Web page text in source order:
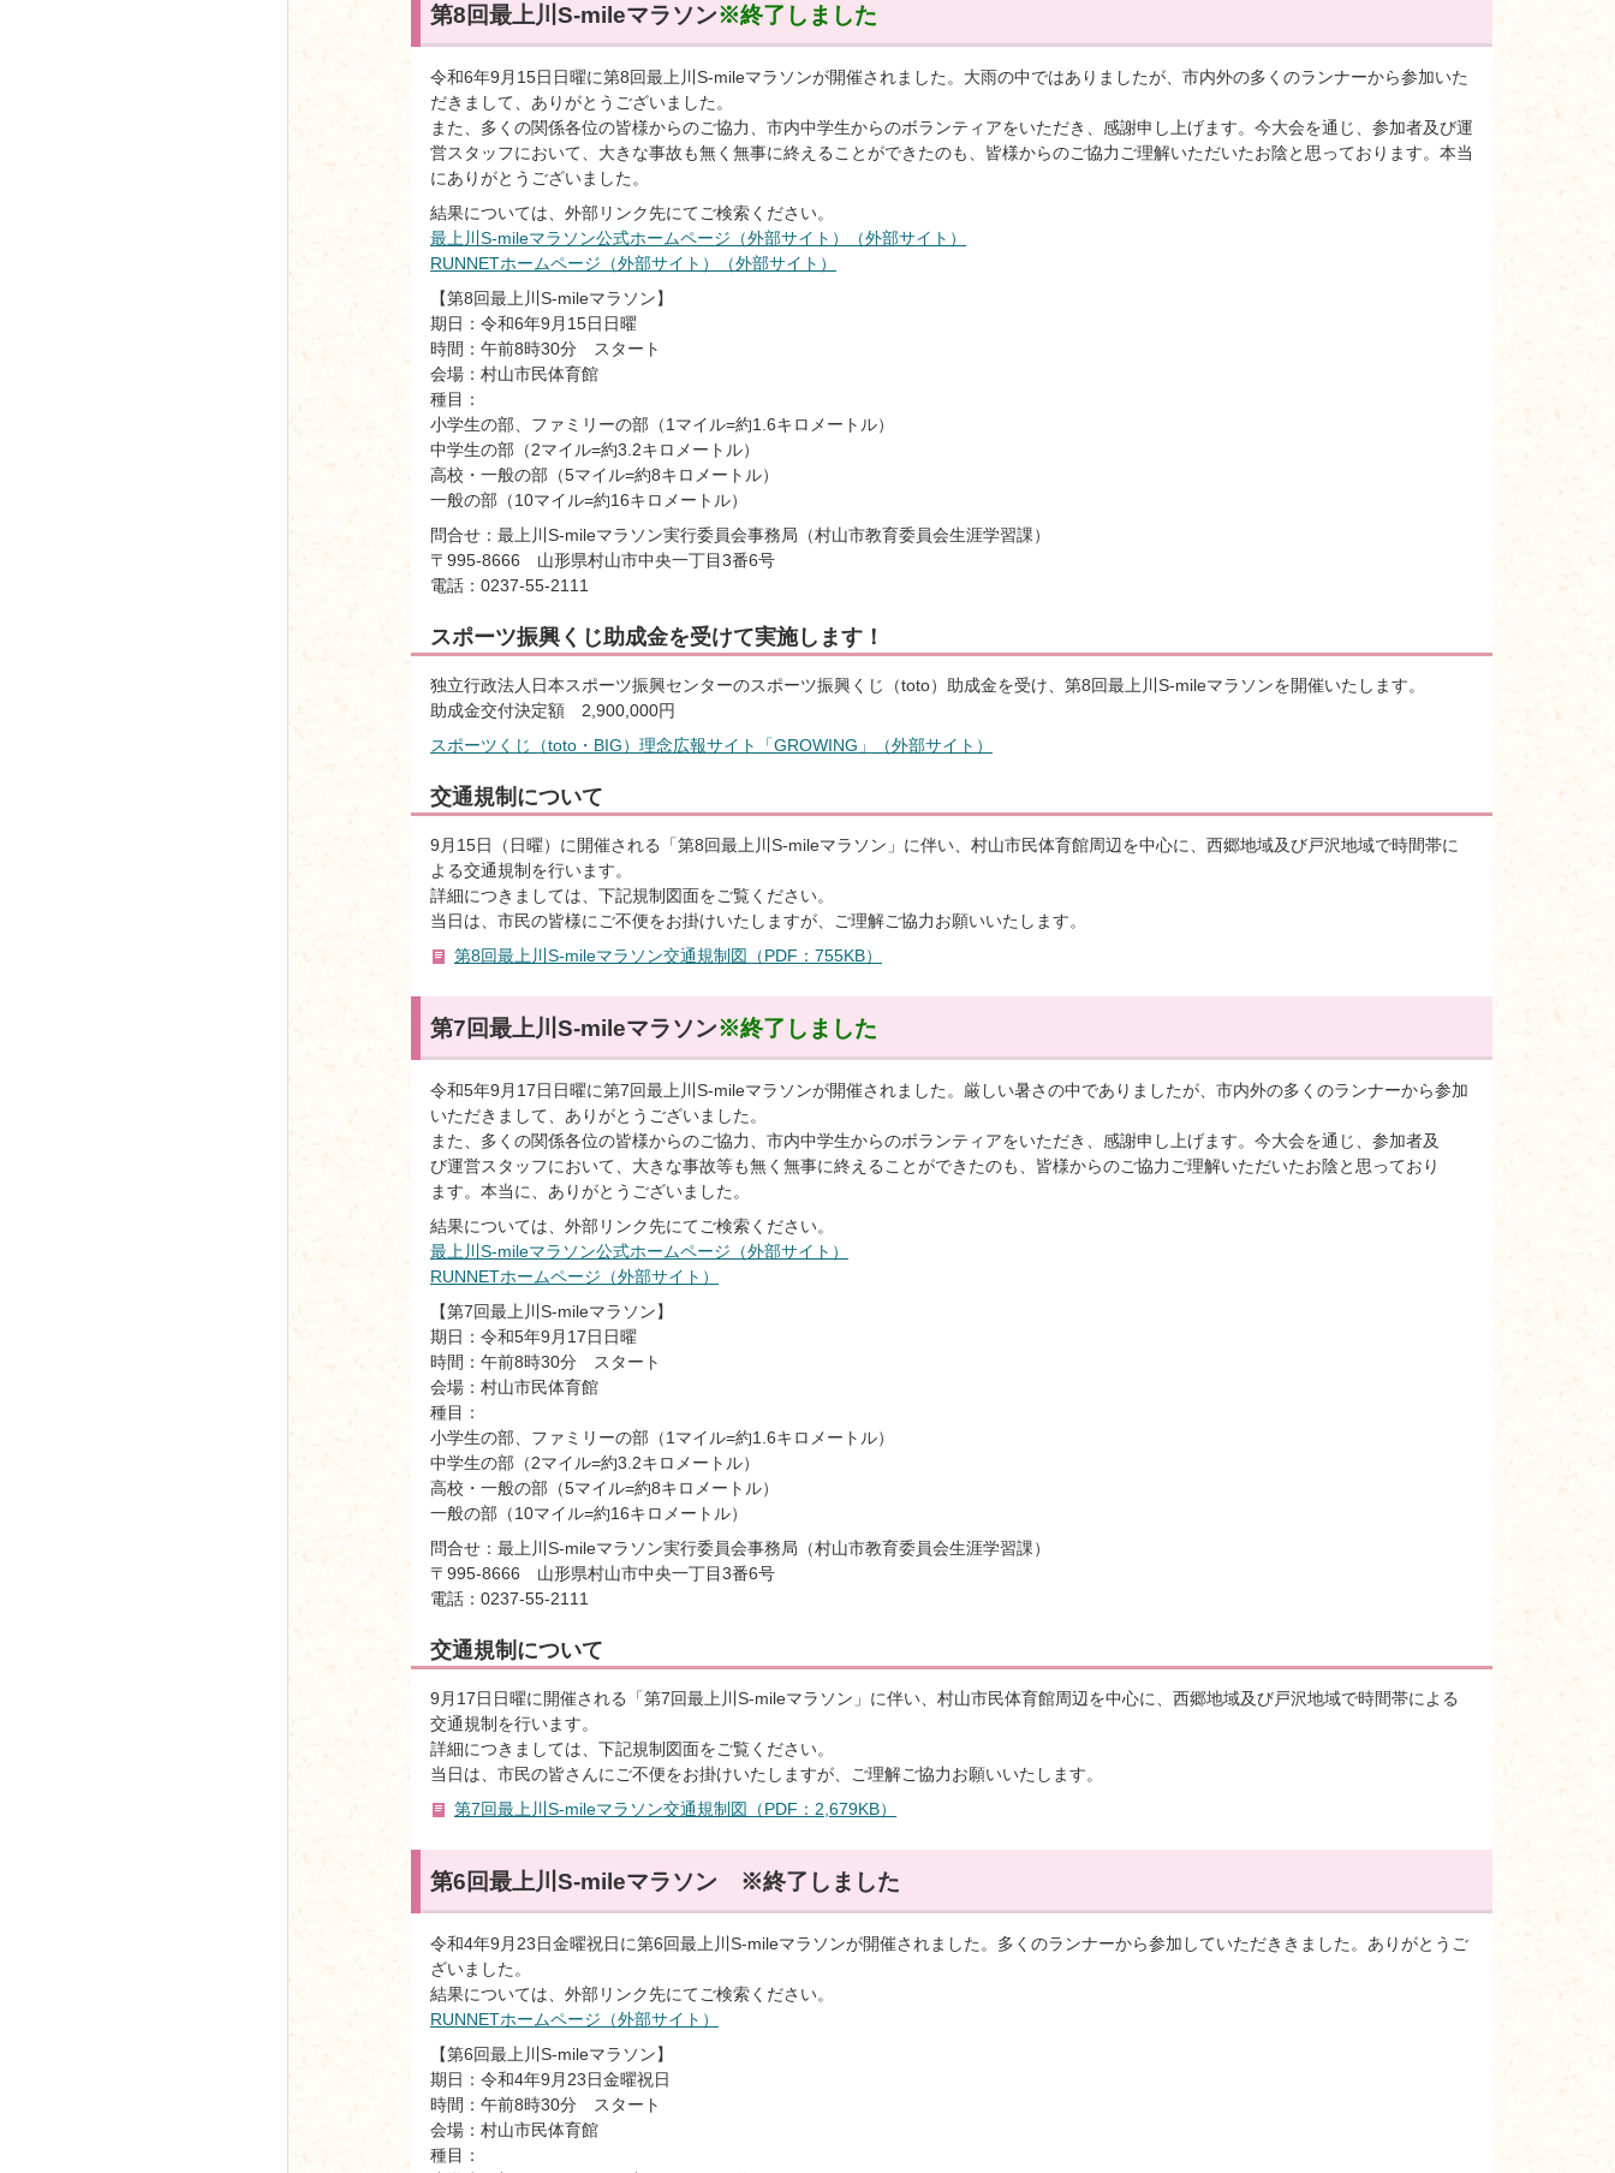
第8回最上川S-mileマラソン※終了しました
令和6年9月15日日曜に第8回最上川S-mileマラソンが開催されました。大雨の中ではありましたが、市内外の多くのランナーから参加いた
だきまして、ありがとうございました。
また、多くの関係各位の皆様からのご協力、市内中学生からのボランティアをいただき、感謝申し上げます。今大会を通じ、参加者及び運
営スタッフにおいて、大きな事故も無く無事に終えることができたのも、皆様からのご協力ご理解いただいたお陰と思っております。本当
にありがとうございました。
結果については、外部リンク先にてご検索ください。
最上川S-mileマラソン公式ホームページ（外部サイト）（外部サイト）
RUNNETホームページ（外部サイト）（外部サイト）
【第8回最上川S-mileマラソン】
期日：令和6年9月15日日曜
時間：午前8時30分 スタート
会場：村山市民体育館
種目：
小学生の部、ファミリーの部（1マイル=約1.6キロメートル）
中学生の部（2マイル=約3.2キロメートル）
高校・一般の部（5マイル=約8キロメートル）
一般の部（10マイル=約16キロメートル）
問合せ：最上川S-mileマラソン実行委員会事務局（村山市教育委員会生涯学習課）
〒995-8666 山形県村山市中央一丁目3番6号
電話：0237-55-2111
スポーツ振興くじ助成金を受けて実施します！
独立行政法人日本スポーツ振興センターのスポーツ振興くじ（toto）助成金を受け、第8回最上川S-mileマラソンを開催いたします。
助成金交付決定額 2,900,000円
スポーツくじ（toto・BIG）理念広報サイト「GROWING」（外部サイト）
交通規制について
9月15日（日曜）に開催される「第8回最上川S-mileマラソン」に伴い、村山市民体育館周辺を中心に、西郷地域及び戸沢地域で時間帯に
よる交通規制を行います。
詳細につきましては、下記規制図面をご覧ください。
当日は、市民の皆様にご不便をお掛けいたしますが、ご理解ご協力お願いいたします。
第8回最上川S-mileマラソン交通規制図（PDF：755KB）
第7回最上川S-mileマラソン※終了しました
令和5年9月17日日曜に第7回最上川S-mileマラソンが開催されました。厳しい暑さの中でありましたが、市内外の多くのランナーから参加
いただきまして、ありがとうございました。
また、多くの関係各位の皆様からのご協力、市内中学生からのボランティアをいただき、感謝申し上げます。今大会を通じ、参加者及
び運営スタッフにおいて、大きな事故等も無く無事に終えることができたのも、皆様からのご協力ご理解いただいたお陰と思っており
ます。本当に、ありがとうございました。
結果については、外部リンク先にてご検索ください。
最上川S-mileマラソン公式ホームページ（外部サイト）
RUNNETホームページ（外部サイト）
【第7回最上川S-mileマラソン】
期日：令和5年9月17日日曜
時間：午前8時30分 スタート
会場：村山市民体育館
種目：
小学生の部、ファミリーの部（1マイル=約1.6キロメートル）
中学生の部（2マイル=約3.2キロメートル）
高校・一般の部（5マイル=約8キロメートル）
一般の部（10マイル=約16キロメートル）
問合せ：最上川S-mileマラソン実行委員会事務局（村山市教育委員会生涯学習課）
〒995-8666 山形県村山市中央一丁目3番6号
電話：0237-55-2111
交通規制について
9月17日日曜に開催される「第7回最上川S-mileマラソン」に伴い、村山市民体育館周辺を中心に、西郷地域及び戸沢地域で時間帯による
交通規制を行います。
詳細につきましては、下記規制図面をご覧ください。
当日は、市民の皆さんにご不便をお掛けいたしますが、ご理解ご協力お願いいたします。
第7回最上川S-mileマラソン交通規制図（PDF：2,679KB）
第6回最上川S-mileマラソン ※終了しました
令和4年9月23日金曜祝日に第6回最上川S-mileマラソンが開催されました。多くのランナーから参加していただききました。ありがとうご
ざいました。
結果については、外部リンク先にてご検索ください。
RUNNETホームページ（外部サイト）
【第6回最上川S-mileマラソン】
期日：令和4年9月23日金曜祝日
時間：午前8時30分 スタート
会場：村山市民体育館
種目：